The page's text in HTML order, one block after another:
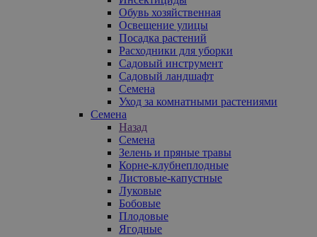
Обувь хозяйственная
Освещение улицы
Посадка растений
Расходники для уборки
Садовый инструмент
Садовый ландшафт
Семена
Уход за комнатными растениями
Семена
Назад
Семена
Зелень и пряные травы
Корне-клубнеплодные
Листовые-капустные
Луковые
Бобовые
Плодовые
Ягодные